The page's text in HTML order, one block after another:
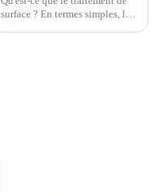
surface ? En termes simples, le